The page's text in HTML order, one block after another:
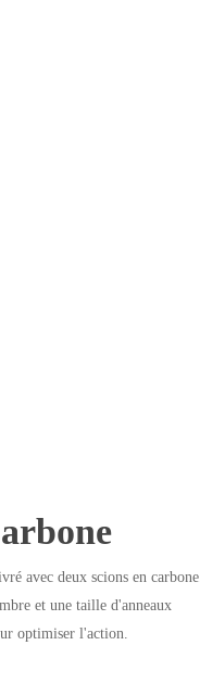
avec deux scions en carbone.
et une taille d'anneaux
optimiser l'action.